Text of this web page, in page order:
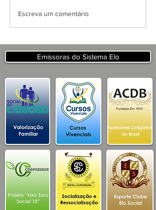
APRESENTAÇÃO DO
TURISMO E
DESENVOLVIMENTO
ECONOMICO PB
Escreva um comentário
Emissoras do Sistema Elo